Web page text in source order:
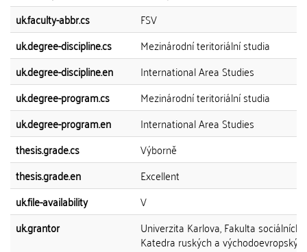
uk.faculty-abbr.cs
FSV
uk.degree-discipline.cs
Mezinárodní teritoriální studia
uk.degree-discipline.en
International Area Studies
uk.degree-program.cs
Mezinárodní teritoriální studia
uk.degree-program.en
International Area Studies
thesis.grade.cs
Výborně
thesis.grade.en
Excellent
uk.file-availability
V
uk.grantor
Univerzita Karlova, Fakulta sociálních
Katedra ruských a